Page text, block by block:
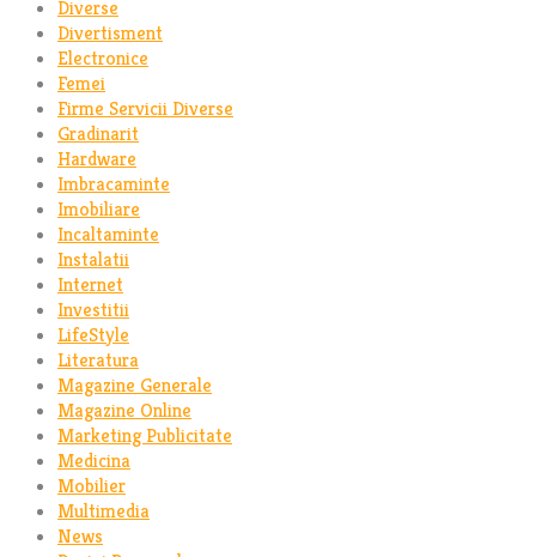
Diverse
Divertisment
Electronice
Femei
Firme Servicii Diverse
Gradinarit
Hardware
Imbracaminte
Imobiliare
Incaltaminte
Instalatii
Internet
Investitii
LifeStyle
Literatura
Magazine Generale
Magazine Online
Marketing Publicitate
Medicina
Mobilier
Multimedia
News